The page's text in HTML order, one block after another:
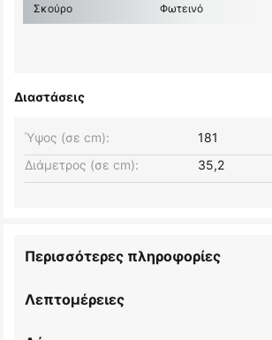
Σκούρο Φωτεινό
Διαστάσεις
Ύψος (σε cm):
181
Διάμετρος (σε cm):
35,2
Λεπτομέρειες
Περισσότερες πληροφορίες